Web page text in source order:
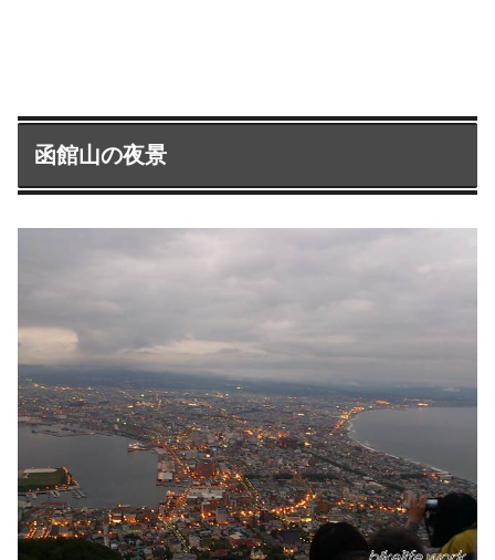
函館山の夜景